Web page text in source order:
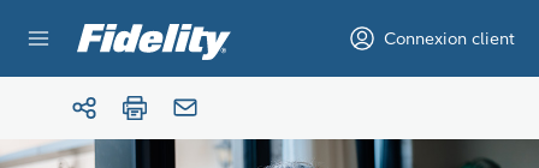
Connexion client